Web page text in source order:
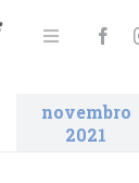
Toggle
novembro
2021